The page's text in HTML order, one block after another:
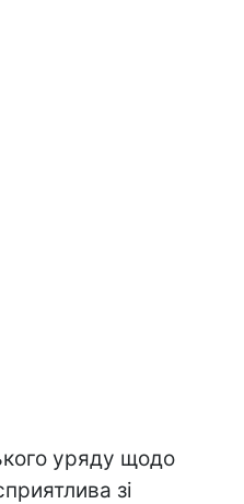
уряду щодо
зі